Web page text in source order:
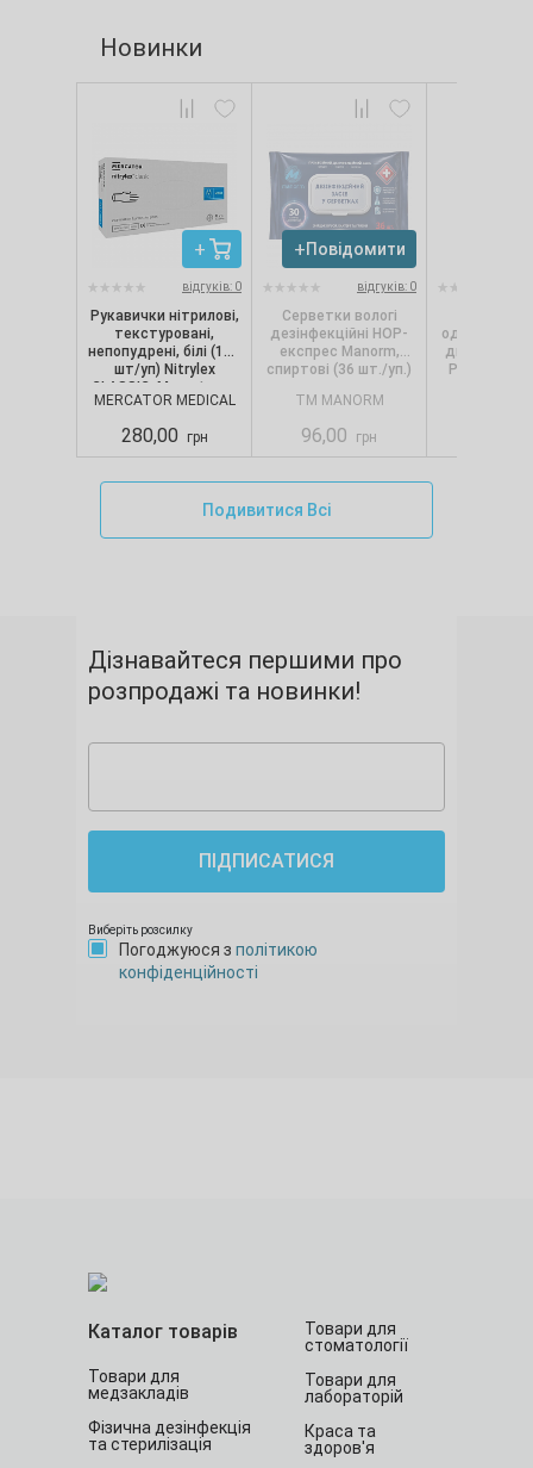
Новинки
відгуків: 0
Рукавички нітрилові,
текстуровані,
непопудрені, білі (100
шт/уп) Nitrylex
CLASSIC, Mercator, р.
S
MERCATOR MEDICAL
280,00 грн
Повідомити
відгуків: 0
Серветки вологі
дезінфекційні НОР-
експрес Manorm,
спиртові (36 шт./уп.)
TM MANORM
96,00 грн
одношарові,
Pro.Extra,
Подивитися Всі
Дізнавайтеся першими про
розпродажі та новинки!
ПІДПИСАТИСЯ
Виберіть розсилку
Погоджуюся з політикою
конфіденційності
Каталог товарів
Товари для
медзакладів
Фізична дезінфекція
та стерилізація
Товари для
стоматології
Товари для
лабораторій
Краса та
здоров'я